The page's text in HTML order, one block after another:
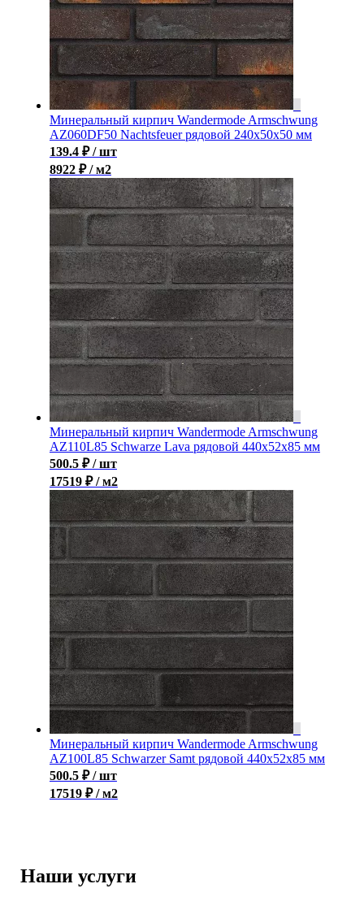
Минеральный кирпич Wandermode Armschwung
AZ060DF50 Nachtsfeuer рядовой 240x50x50 мм
139.4 ₽ / шт
8922 ₽ / м2
Минеральный кирпич Wandermode Armschwung
AZ110L85 Schwarze Lava рядовой 440x52x85 мм
500.5 ₽ / шт
17519 ₽ / м2
Минеральный кирпич Wandermode Armschwung
AZ100L85 Schwarzer Samt рядовой 440x52x85 мм
500.5 ₽ / шт
17519 ₽ / м2
Наши услуги